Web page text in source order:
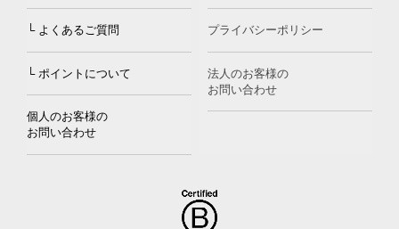
└ よくあるご質問
└ ポイントについて
個人のお客様の
お問い合わせ
プライバシーポリシー
法人のお客様の
お問い合わせ